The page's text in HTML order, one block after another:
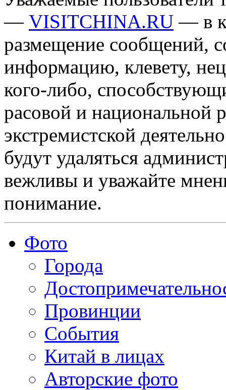
— VISITCHINA.RU — в
размещение сообщений,
информацию, клевету,
кого-либо,
расовой и национальной
экстремистской
будут удаляться
вежливы и уважайте
понимание.
Фото
Города
Провинции
События
Китай в лицах
Авторские фото